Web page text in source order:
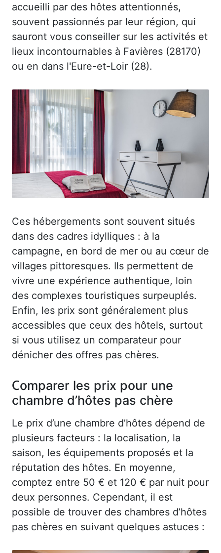
accueilli par des hôtes attentionnés,
souvent passionnés par leur région, qui
sauront vous conseiller sur les activités et
lieux incontournables à Favières (28170)
ou en dans l'Eure-et-Loir (28).
Ces hébergements sont souvent situés
dans des cadres idylliques : à la
campagne, en bord de mer ou au cœur de
villages pittoresques. Ils permettent de
vivre une expérience authentique, loin
des complexes touristiques surpeuplés.
Enfin, les prix sont généralement plus
accessibles que ceux des hôtels, surtout
si vous utilisez un comparateur pour
dénicher des offres pas chères.
Comparer les prix pour une
chambre d’hôtes pas chère
Le prix d’une chambre d’hôtes dépend de
plusieurs facteurs : la localisation, la
saison, les équipements proposés et la
réputation des hôtes. En moyenne,
comptez entre 50 € et 120 € par nuit pour
deux personnes. Cependant, il est
possible de trouver des chambres d’hôtes
pas chères en suivant quelques astuces :